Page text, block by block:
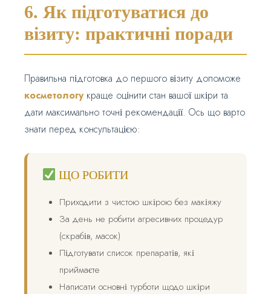
6. Як підготуватися до
візиту: практичні поради
Правильна підготовка до першого візиту допоможе
косметологукраще оцінити стан вашої шкіри та
дати максимально точні рекомендації. Ось що варто
знати перед консультацією:
ЩО РОБИТИ
Приходити з чистою шкірою без макіяжу
За день не робити агресивних процедур
(скрабів, масок)
Підготувати список препаратів, які
приймаєте
Написати основні турботи щодо шкіри